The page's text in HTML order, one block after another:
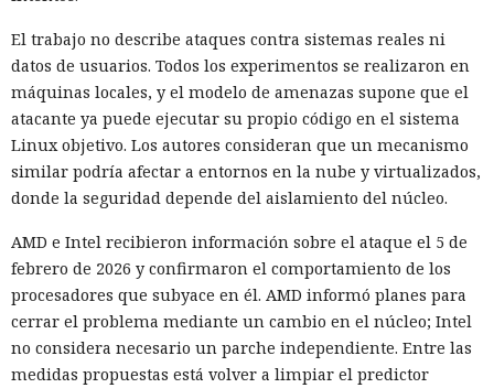
El trabajo no describe ataques contra sistemas reales ni
datos de usuarios. Todos los experimentos se realizaron en
máquinas locales, y el modelo de amenazas supone que el
atacante ya puede ejecutar su propio código en el sistema
Linux objetivo. Los autores consideran que un mecanismo
similar podría afectar a entornos en la nube y virtualizados,
donde la seguridad depende del aislamiento del núcleo.
AMD e Intel recibieron información sobre el ataque el 5 de
febrero de 2026 y confirmaron el comportamiento de los
procesadores que subyace en él. AMD informó planes para
cerrar el problema mediante un cambio en el núcleo; Intel
no considera necesario un parche independiente. Entre las
medidas propuestas está volver a limpiar el predictor